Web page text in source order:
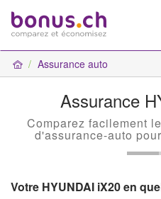
Assurance auto
Assurance
Comparez facilement
d'assurance-auto
Votre HYUNDAI iX20 en